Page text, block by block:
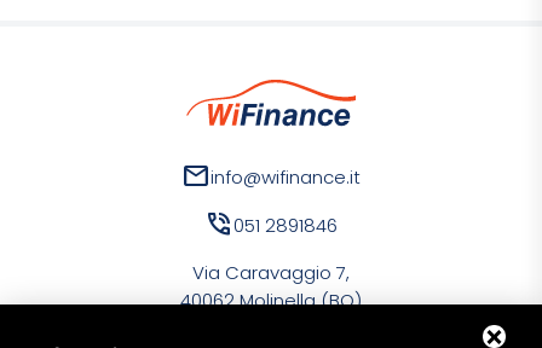
mailinfo@wifinance.it
phone_in_talk051 2891846
Via Caravaggio 7,
40062 Molinella (BO)